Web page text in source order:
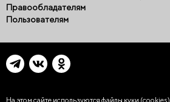
Правообладателям
Пользователям
На этом сайте используются файлы куки (cookies)